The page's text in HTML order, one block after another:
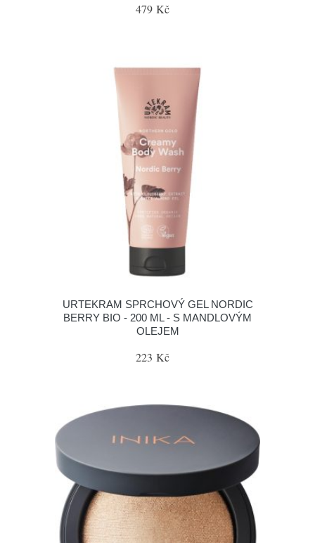
479 Kč
URTEKRAM SPRCHOVÝ GEL NORDIC
BERRY BIO - 200 ML - S MANDLOVÝM
OLEJEM
223 Kč